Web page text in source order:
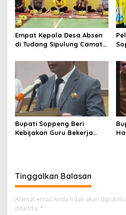
Empat Kepala Desa Absen
di Tudang Sipulung Camat
Tuai Tanda Tanya
Bupati Soppeng Beri
Kebijakan Guru Bekerja
Tinggalkan Balasan
Alamat email Anda tidak akan
ditandai *